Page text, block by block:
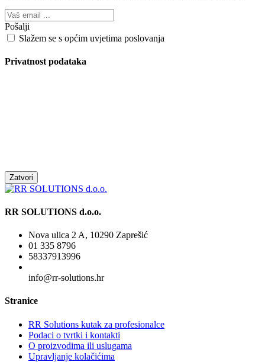
Pošalji
Slažem se s općim uvjetima poslovanja
Privatnost podataka
Zatvori
RR SOLUTIONS d.o.o.
Nova ulica 2 A, 10290 Zaprešić
01 335 8796
58337913996
info@rr-solutions.hr
Stranice
RR Solutions kutak za profesionalce
Podaci o tvrtki i kontakti
O proizvodima ili uslugama
Upravljanje kolačićima